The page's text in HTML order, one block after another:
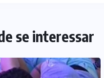
se interessar